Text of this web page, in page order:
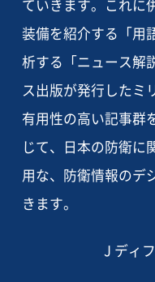
ていきます。これに
装備を紹介する「用
析する「ニュース解
ス出版が発行したミ
有用性の高い記事群
じて、日本の防衛に
用な、防衛情報のデ
きます。
J ディ